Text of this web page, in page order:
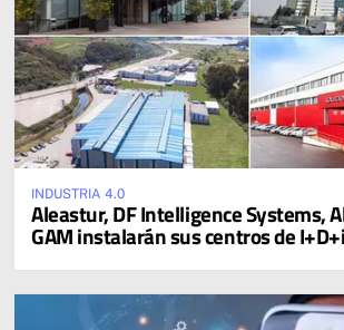
INDUSTRIA 4.0
Aleastur, DF Intelligence Systems,
GAM instalarán sus centros de